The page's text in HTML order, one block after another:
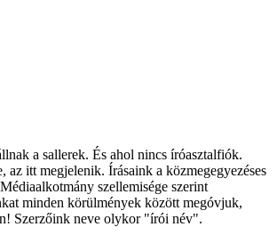
a sallerek. És ahol nincs íróasztalfiók.
az itt megjelenik. Írásaink a közmegegyezéses
szellemisége szerint
minden körülmények között megóvjuk,
Szerzőink neve olykor "írói név".